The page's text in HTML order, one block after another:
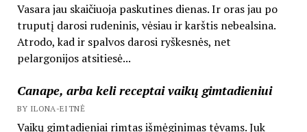
Vasara jau skaičiuoja paskutines dienas. Ir oras jau po
truputį darosi rudeninis, vėsiau ir karštis nebealsina.
Atrodo, kad ir spalvos darosi ryškesnės, net
pelargonijos atsitiesė...
Canape, arba keli receptai vaikų gimtadieniui
BY ILONA-EITNĖ
Vaikų gimtadieniai rimtas išmėginimas tėvams. Juk